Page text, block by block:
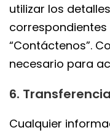
utilizar los
“Contáctenos”.
necesario para
6.
Cualquier